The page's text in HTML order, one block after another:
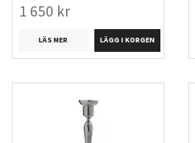
1 650 kr
LÄS MER